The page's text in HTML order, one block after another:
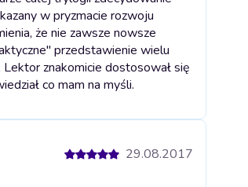
w pryzmacie rozwoju
że nie zawsze nowsze
przedstawienie wielu
znakomicie dostosował się
co mam na myśli.
29.08.2017